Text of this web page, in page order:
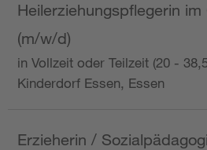
Heilerziehungspflegerin
(m/w/d)
in Vollzeit oder Teilzeit (20 -
Kinderdorf Essen, Essen
Erzieherin /